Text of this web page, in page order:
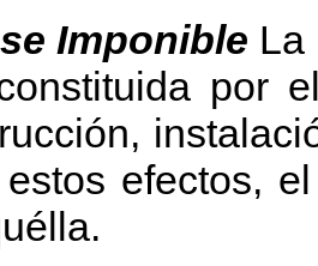
Imponible La
por
efectos,